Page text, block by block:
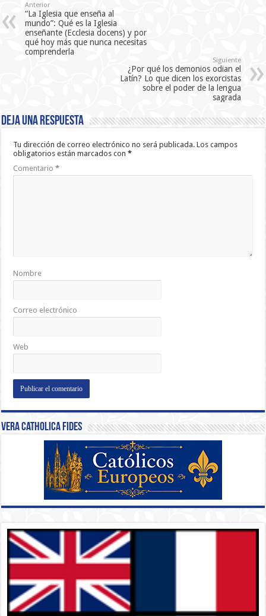
Anterior
“La Iglesia que enseña al
mundo”: Qué es la Iglesia
enseñante (Ecclesia docens) y por
qué hoy más que nunca necesitas
comprenderla
Siguiente
¿Por qué los demonios odian el
Latín? Lo que dicen los exorcistas
sobre el poder de la lengua
sagrada
Deja una respuesta
Tu dirección de correo electrónico no será publicada. Los campos
obligatorios están marcados con*
Comentario*
Nombre
Correo electrónico
Web
Vera Catholica Fides